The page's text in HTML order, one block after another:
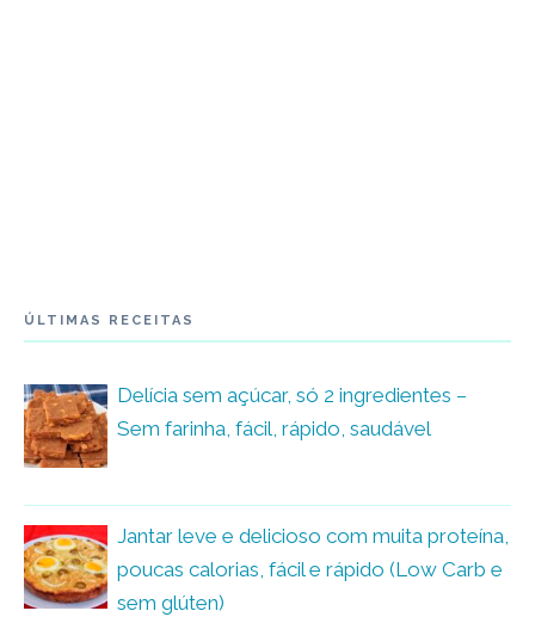
ÚLTIMAS RECEITAS
Delícia sem açúcar, só 2 ingredientes –
Sem farinha, fácil, rápido, saudável
Jantar leve e delicioso com muita proteína,
poucas calorias, fácil e rápido (Low Carb e
sem glúten)